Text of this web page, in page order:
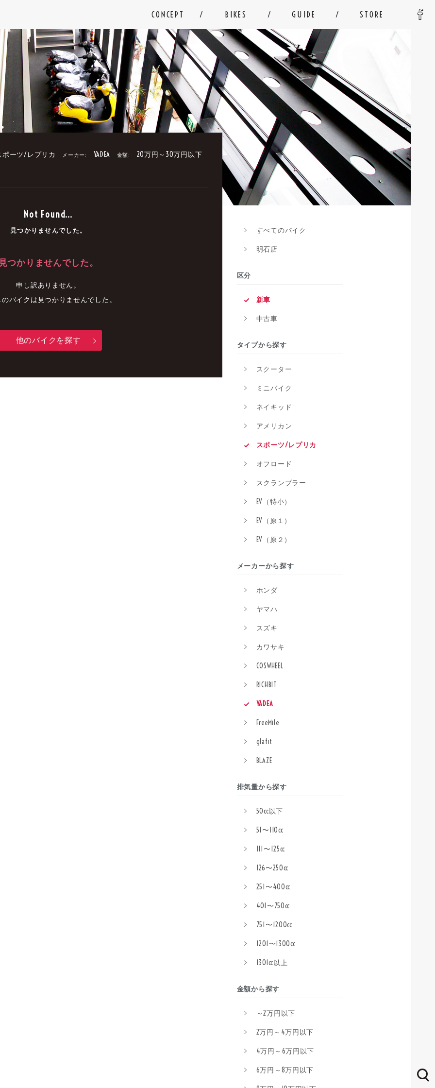
CONCEPT BIKES GUIDE STORE
ポーツ/レプリカ メーカー: YADEA 金額: 20万円～30万円以下
Not Found...
見つかりませんでした。
見つかりませんでした。
申し訳ありません。
バイクは見つかりませんでした。
他のバイクを探す
すべてのバイク
明石店
区分
新車
中古車
タイプから探す
スクーター
ミニバイク
ネイキッド
アメリカン
スポーツ/レプリカ
オフロード
スクランブラー
EV（特小）
EV（原１）
EV（原２）
メーカーから探す
ホンダ
ヤマハ
スズキ
カワサキ
COSWHEEL
RICHBIT
YADEA
FreeMile
glafit
BLAZE
排気量から探す
50cc以下
51〜110cc
111〜125cc
126〜250cc
251〜400cc
401〜750cc
751〜1200cc
1201〜1300cc
1301cc以上
金額から探す
～2万円以下
2万円～4万円以下
4万円～6万円以下
6万円～8万円以下
中古車